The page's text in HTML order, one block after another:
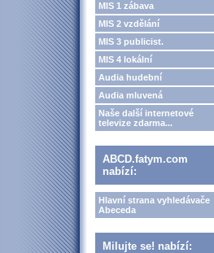
MIS 1 zábava
MIS 2 vzdělání
MIS 3 publicist.
MIS 4 lokální
Audia hudební
Audia mluvená
Naše další internetové
televize zdarma...
ABCD.fatym.com
nabízí:
Hlavní strana vyhledávače
Abeceda
Milujte se! nabízí: